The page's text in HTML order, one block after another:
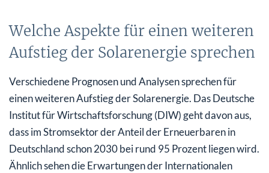
Was nach Ablauf der Pacht geschieht
Solarenergie – ein großer Gewinn für die Umwelt
Welche Aspekte für einen weiteren
Aufstieg der Solarenergie sprechen
Verschiedene Prognosen und Analysen sprechen für
einen weiteren Aufstieg der Solarenergie. Das Deutsche
Institut für Wirtschaftsforschung (DIW) geht davon aus,
dass im Stromsektor der Anteil der Erneuerbaren in
Deutschland schon 2030 bei rund 95 Prozent liegen wird.
Ähnlich sehen die Erwartungen der Internationalen